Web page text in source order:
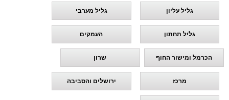
גליל עליון גליל מערבי
גליל תחתון העמקים
הכרמל ומישור החוף שרון
מרכז ירושלים והסביבה